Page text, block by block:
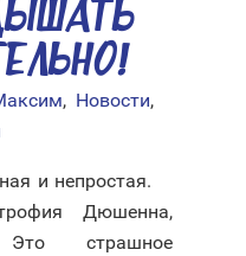
, Новости,
и непростая. ⠀
Дюшенна,
страшное